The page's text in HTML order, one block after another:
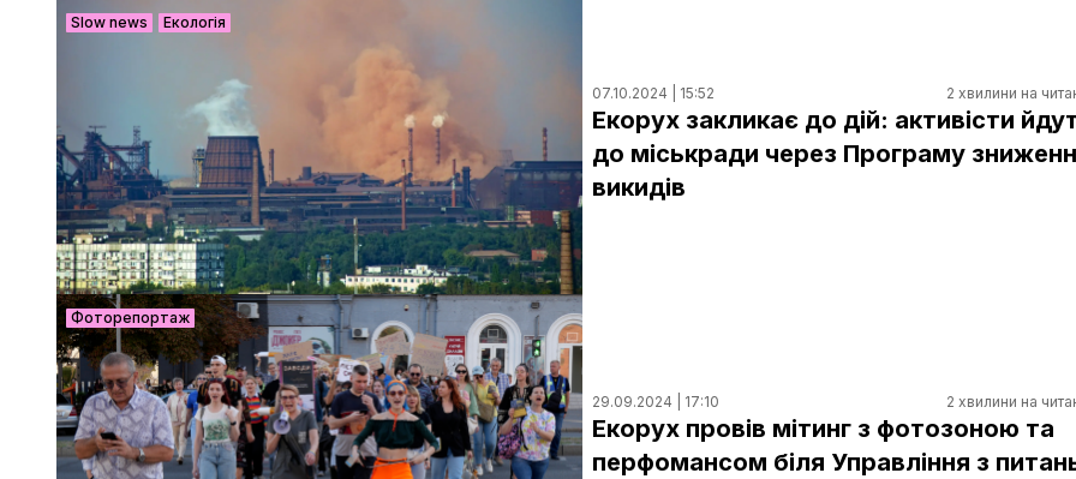
Slow news Екологія
07.10.2024 | 15:52 2 хвилини на
Екорух закликає до дій: активісти
до міськради через Програму
викидів
Фоторепортаж
29.09.2024 | 17:10 2 хвилини на
Екорух провів мітинг з фотозоною та
перфомансом біля Управління з